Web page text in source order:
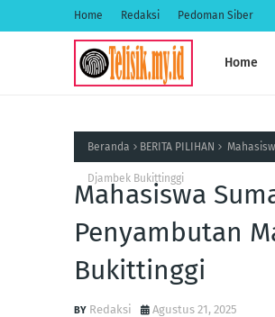
Home Redaksi Pedoman Siber
Home
Beranda BERITA PILIHAN
Djambek Bukittinggi
Mahasiswa
Penyambutan
Bukittinggi
Redaksi Agustus 21, 2025